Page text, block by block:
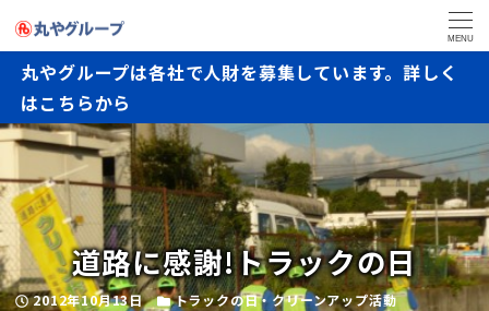
MENU
丸やグループは各社で人財を募集しています。詳しく
はこちらから
道路に感謝!トラックの日
2012年10月13日
トラックの日・クリーンアップ活動